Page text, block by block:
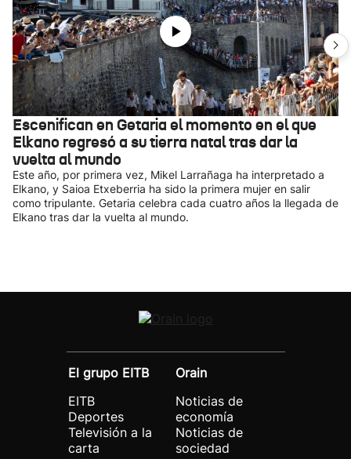
Escenifican en Getaria el momento en el que
Elkano regresó a su tierra natal tras dar la
vuelta al mundo
Este año, por primera vez, Mikel Larrañaga ha interpretado a
Elkano, y Saioa Etxeberria ha sido la primera mujer en salir
como tripulante. Getaria celebra cada cuatro años la llegada de
Elkano tras dar la vuelta al mundo.
El grupo EITB
EITB
Deportes
Televisión a la
carta
Orain
Noticias de
economía
Noticias de
sociedad